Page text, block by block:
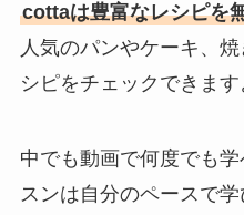
cottaは豊富なレシピを
人気のパンやケーキ、
シピをチェックできます
中でも動画で何度でも
スンは自分のペースで